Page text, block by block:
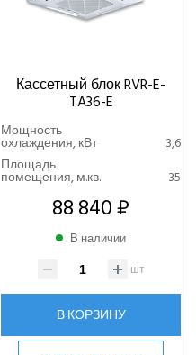
Кассетный блок RVR-E-
TA36-E
Мощность
охлаждения, кВт
3,6
Площадь
помещения, м.кв. 35
88 840 ₽
В наличии
шт
В КОРЗИНУ